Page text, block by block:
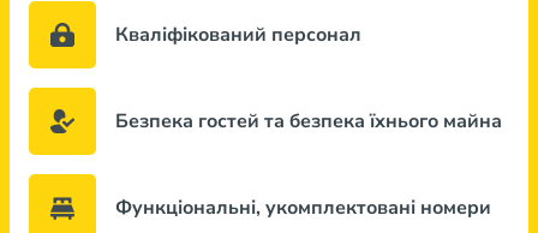
Кваліфікований персонал
Безпека гостей та безпека їхнього майна
Функціональні, укомплектовані номери